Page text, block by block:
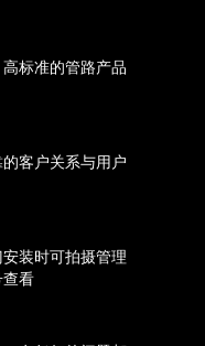
标准的管路产品
客户关系与用户
装时可拍摄管理
查看